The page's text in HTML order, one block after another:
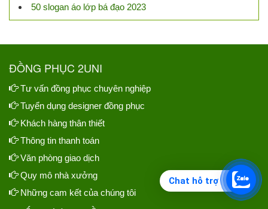
50 slogan áo lớp bá đạo 2023
ĐỒNG PHỤC 2UNI
Tư vấn đồng phục chuyên nghiệp
Tuyển dụng designer đồng phục
Khách hàng thân thiết
Thông tin thanh toán
Văn phòng giao dịch
Quy mô nhà xưởng
Những cam kết của chúng tôi
Chat hỗ trợ